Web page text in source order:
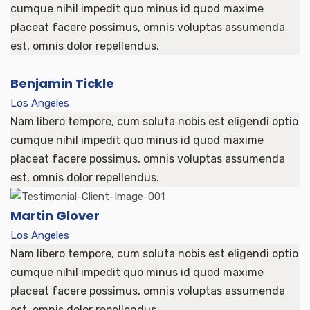
cumque nihil impedit quo minus id quod maxime
placeat facere possimus, omnis voluptas assumenda
est, omnis dolor repellendus.
Benjamin Tickle
Los Angeles
Nam libero tempore, cum soluta nobis est eligendi optio
cumque nihil impedit quo minus id quod maxime
placeat facere possimus, omnis voluptas assumenda
est, omnis dolor repellendus.
Martin Glover
Los Angeles
Nam libero tempore, cum soluta nobis est eligendi optio
cumque nihil impedit quo minus id quod maxime
placeat facere possimus, omnis voluptas assumenda